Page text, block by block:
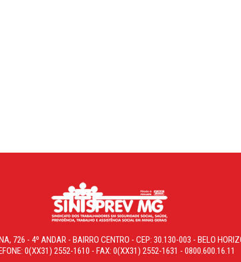
726 - 4º ANDAR - BAIRRO CENTRO - CEP: 30.130-003 - BELO
0(XX31) 2552-1610 - FAX: 0(XX31) 2552-1631 - 0800.600.16.11